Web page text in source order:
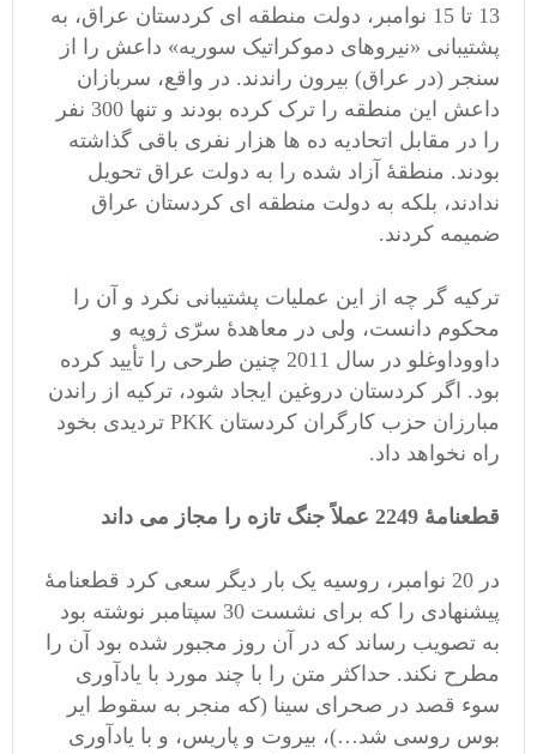
13 تا 15 نوامبر، دولت منطقه ای کردستان عراق، به
پشتیبانی «نیروهای دموکراتیک سوریه» داعش را از
سنجر (در عراق) بیرون راندند. در واقع، سربازان
داعش این منطقه را ترک کرده بودند و تنها 300 نفر
را در مقابل اتحادیه ده ها هزار نفری باقی گذاشته
بودند. منطقۀ آزاد شده را به دولت عراق تحویل
ندادند، بلکه به دولت منطقه ای کردستان عراق
ضمیمه کردند.
ترکیه گر چه از این عملیات پشتیبانی نکرد و آن را
محکوم دانست، ولی در معاهدۀ سرّی ژوپه و
داووداوغلو در سال 2011 چنین طرحی را تأیید کرده
بود. اگر کردستان دروغین ایجاد شود، ترکیه از راندن
مبارزان حزب کارگران کردستان PKK تردیدی بخود
راه نخواهد داد.
قطعنامۀ 2249 عملاً جنگ تازه را مجاز می داند
در 20 نوامبر، روسیه یک بار دیگر سعی کرد قطعنامۀ
پیشنهادی را که برای نشست 30 سپتامبر نوشته بود
به تصویب رساند که در آن روز مجبور شده بود آن را
مطرح نکند. حداکثر متن را با چند مورد با یادآوری
سوء قصد در صحرای سینا (که منجر به سقوط ایر
بوس روسی شد…)، بیروت و پاریس، و با یادآوری